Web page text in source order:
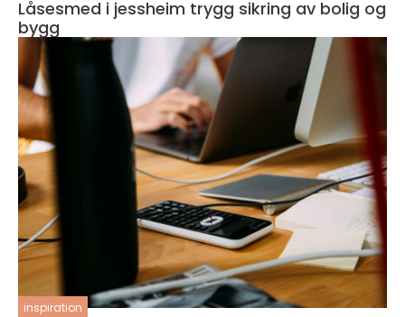
Låsesmed i jessheim trygg sikring av bolig og
bygg
inspiration